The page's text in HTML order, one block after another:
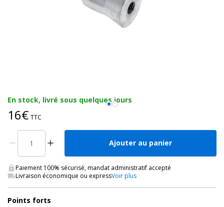
En stock, livré sous quelques jours
16€ TTC
Ajouter au panier
Paiement 100% sécurisé, mandat administratif accepté
Livraison économique ou expressVoir plus
Points forts